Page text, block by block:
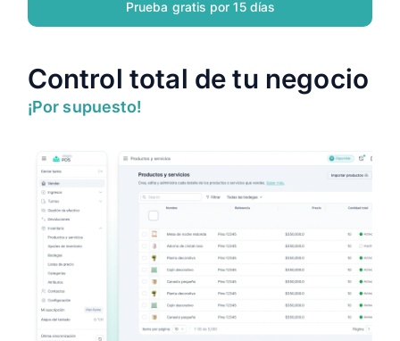
Prueba gratis por 15 días
Control total de tu negocio
¡Por supuesto!